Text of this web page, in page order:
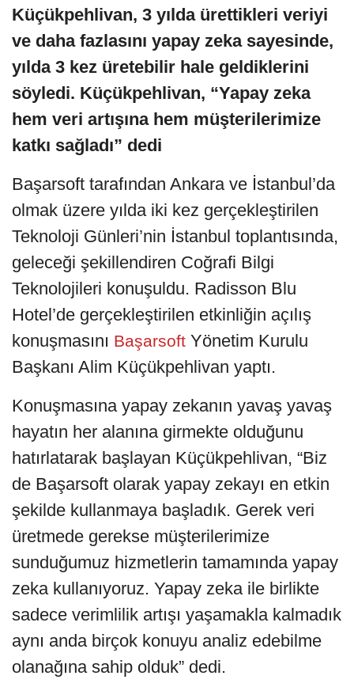
Küçükpehlivan, 3 yılda ürettikleri veriyi
ve daha fazlasını yapay zeka sayesinde,
yılda 3 kez üretebilir hale geldiklerini
söyledi. Küçükpehlivan, “Yapay zeka
hem veri artışına hem müşterilerimize
katkı sağladı” dedi
Başarsoft tarafından Ankara ve İstanbul’da
olmak üzere yılda iki kez gerçekleştirilen
Teknoloji Günleri’nin İstanbul toplantısında,
geleceği şekillendiren Coğrafi Bilgi
Teknolojileri konuşuldu. Radisson Blu
Hotel’de gerçekleştirilen etkinliğin açılış
konuşmasını Başarsoft Yönetim Kurulu
Başkanı Alim Küçükpehlivan yaptı.
Konuşmasına yapay zekanın yavaş yavaş
hayatın her alanına girmekte olduğunu
hatırlatarak başlayan Küçükpehlivan, “Biz
de Başarsoft olarak yapay zekayı en etkin
şekilde kullanmaya başladık. Gerek veri
üretmede gerekse müşterilerimize
sunduğumuz hizmetlerin tamamında yapay
zeka kullanıyoruz. Yapay zeka ile birlikte
sadece verimlilik artışı yaşamakla kalmadık
aynı anda birçok konuyu analiz edebilme
olanağına sahip olduk” dedi.